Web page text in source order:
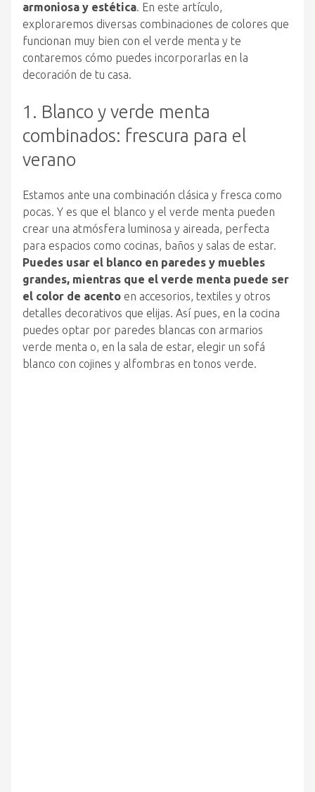
armoniosa y estética. En este artículo,
exploraremos diversas combinaciones de colores que
funcionan muy bien con el verde menta y te
contaremos cómo puedes incorporarlas en la
decoración de tu casa.
1. Blanco y verde menta
combinados: frescura para el
verano
Estamos ante una combinación clásica y fresca como
pocas. Y es que el blanco y el verde menta pueden
crear una atmósfera luminosa y aireada, perfecta
para espacios como cocinas, baños y salas de estar.
Puedes usar el blanco en paredes y muebles
grandes, mientras que el verde menta puede ser
el color de acento en accesorios, textiles y otros
detalles decorativos que elijas. Así pues, en la cocina
puedes optar por paredes blancas con armarios
verde menta o, en la sala de estar, elegir un sofá
blanco con cojines y alfombras en tonos verde.